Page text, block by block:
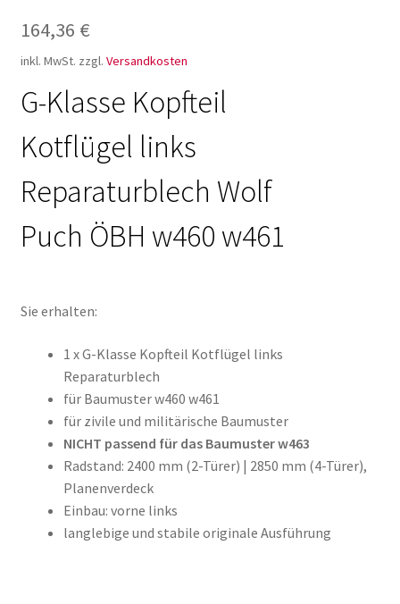
164,36 €
inkl. MwSt. zzgl. Versandkosten
G-Klasse Kopfteil
Kotflügel links
Reparaturblech Wolf
Puch ÖBH w460 w461
Sie erhalten:
1 x G-Klasse Kopfteil Kotflügel links
Reparaturblech
für Baumuster w460 w461
für zivile und militärische Baumuster
NICHT passend für das Baumuster w463
Radstand: 2400 mm (2-Türer) | 2850 mm (4-Türer),
Planenverdeck
Einbau: vorne links
langlebige und stabile originale Ausführung